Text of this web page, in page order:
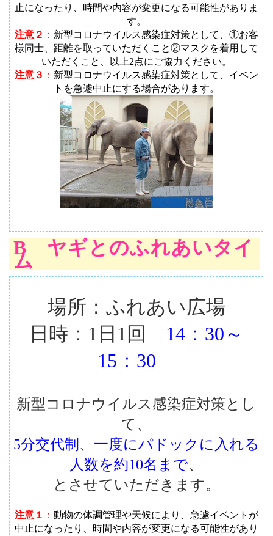
止になったり、時間や内容が変更になる可能性がありま
す。
注意２ ： 新型コロナウイルス感染症対策として、①お客
様同士、距離を取っていただくこと②マスクを着用して
いただくこと、以上2点にご協力ください。
注意３ ： 新型コロナウイルス感染症対策として、イベン
トを急遽中止にする場合があります。
B ヤギとのふれあいタイ
ム
場所：ふれあい広場
日時：1日1回
14：30～
15：30
新型コロナウイルス感染症対策とし
て、
5分交代制 、 一度にパドックに入れる
人数を約10名まで、
とさせていただきます。
注意１ ： 動物の体調管理や天候により、急遽イベントが
中止になったり、時間や内容が変更になる可能性があり